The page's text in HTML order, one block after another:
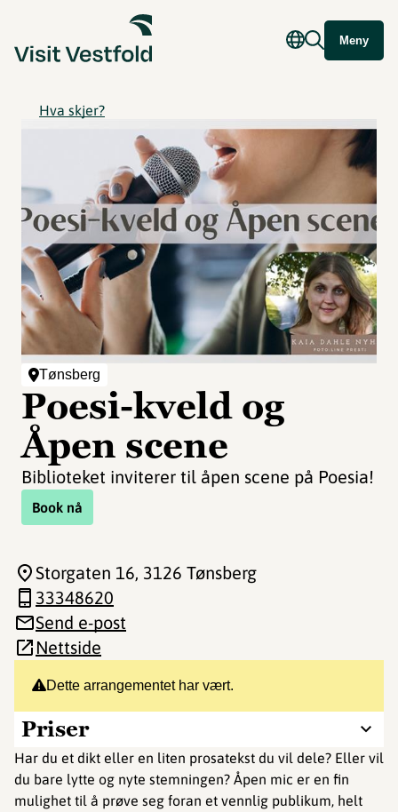
Meny
Hva skjer?
Tønsberg
Poesi-kveld og
Åpen scene
Biblioteket inviterer til åpen scene på Poesia!
Book nå
Dette arrangementet har vært.
Priser
Har du et dikt eller en liten prosatekst du vil dele? Eller vil
du bare lytte og nyte stemningen? Åpen mic er en fin
mulighet til å prøve seg foran et vennlig publikum, helt
Storgaten 16, 3126 Tønsberg
33348620
Send e-post
Nettside